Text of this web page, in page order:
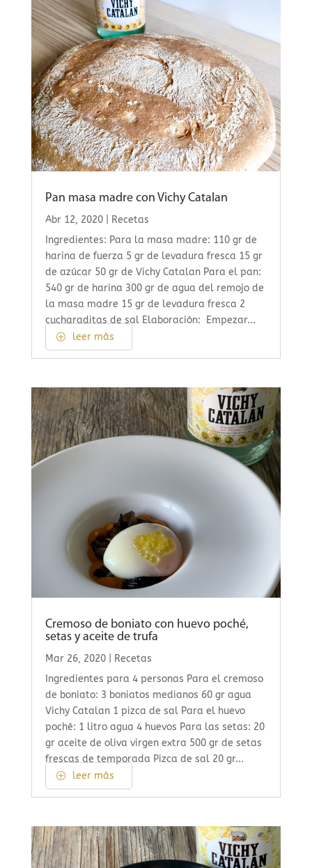
Pan masa madre con Vichy Catalan
Abr 12, 2020|
Recetas
Ingredientes: Para la masa madre: 110 gr de
harina de fuerza 5 gr de levadura fresca 15 gr
de azúcar 50 gr de Vichy Catalan Para el pan:
540 gr de harina 300 gr de agua del remojo de
la masa madre 15 gr de levadura fresca 2
cucharaditas de sal Elaboración: Empezar...
leer más
Cremoso de boniato con huevo poché,
setas y aceite de trufa
Mar 26, 2020|
Recetas
Ingredientes para 4 personas Para el cremoso
de boniato: 3 boniatos medianos 60 gr agua
Vichy Catalan 1 pizca de sal Para el huevo
poché: 1 litro agua 4 huevos Para las setas: 20
gr aceite de oliva virgen extra 500 gr de setas
frescas de temporada Pizca de sal 20 gr...
leer más